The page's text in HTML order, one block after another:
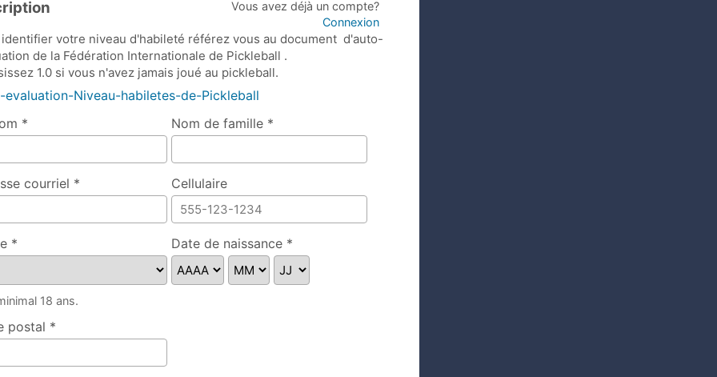
Vous avez déjà un compte?
Connexion
identifier votre niveau d'habileté référez vous au document d'auto-
de la Fédération Internationale de Pickleball .
1.0 si vous n'avez jamais joué au pickleball.
evaluation-Niveau-habiletes-de-Pickleball
*
Nom de famille *
courriel * Cellulaire
*
spécifier
Date de naissance *
18 ans.
postal *